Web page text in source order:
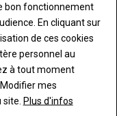
passe
bon fonctionnement
En cliquant sur
de ces cookies
personnel au
à tout moment
mes
Plus d'infos